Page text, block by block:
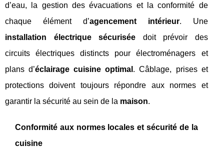
d’eau, la gestion des évacuations et la conformité de
chaque élément d’agencement intérieur. Une
installation électrique sécurisée doit prévoir des
circuits électriques distincts pour électroménagers et
plans d’éclairage cuisine optimal . Câblage, prises et
protections doivent toujours répondre aux normes et
garantir la sécurité au sein de la maison.
Conformité aux normes locales et sécurité de la
cuisine